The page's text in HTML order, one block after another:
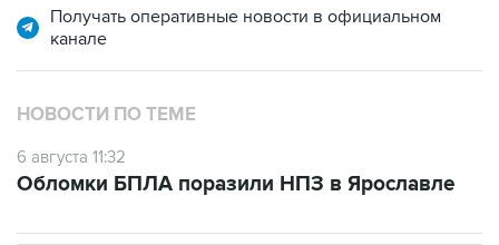
Получать оперативные новости в официальном
канале
НОВОСТИ ПО ТЕМЕ
6 августа 11:32
Обломки БПЛА поразили НПЗ в Ярославле